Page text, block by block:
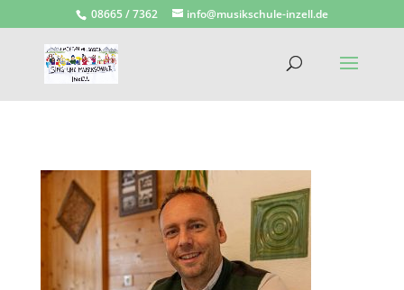
08665 / 7362 info@musikschule-inzell.de